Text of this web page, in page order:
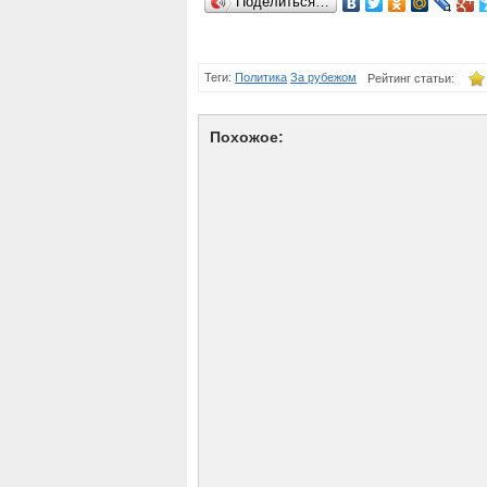
Теги: Политика За рубежом Рейтинг статьи:
Похожое: